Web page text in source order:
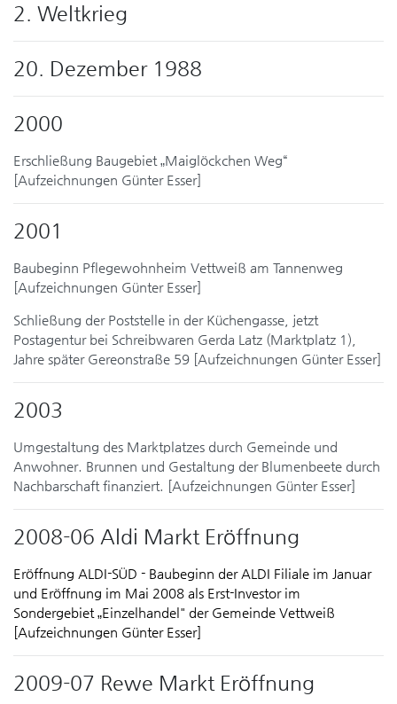
2. Weltkrieg
20. Dezember 1988
2000
Erschließung Baugebiet „Maiglöckchen Weg“
[Aufzeichnungen Günter Esser]
2001
Baubeginn Pflegewohnheim Vettweiß am Tannenweg
[Aufzeichnungen Günter Esser]
Schließung der Poststelle in der Küchengasse, jetzt
Postagentur bei Schreibwaren Gerda Latz (Marktplatz 1),
Jahre später Gereonstraße 59 [Aufzeichnungen Günter Esser]
2003
Umgestaltung des Marktplatzes durch Gemeinde und
Anwohner. Brunnen und Gestaltung der Blumenbeete durch
Nachbarschaft finanziert. [Aufzeichnungen Günter Esser]
2008-06 Aldi Markt Eröffnung
Eröffnung ALDI-SÜD - Baubeginn der ALDI Filiale im Januar
und Eröffnung im Mai 2008 als Erst-Investor im
Sondergebiet „Einzelhandel" der Gemeinde Vettweiß
[Aufzeichnungen Günter Esser]
2009-07 Rewe Markt Eröffnung